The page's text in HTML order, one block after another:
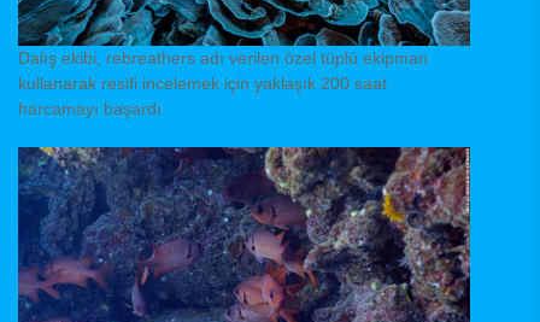
Dalış ekibi, rebreathers adı verilen özel tüplü ekipman
kullanarak resifi incelemek için yaklaşık 200 saat
harcamayı başardı.